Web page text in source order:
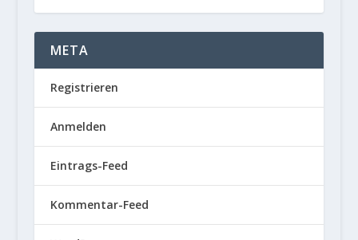
META
Registrieren
Anmelden
Eintrags-Feed
Kommentar-Feed